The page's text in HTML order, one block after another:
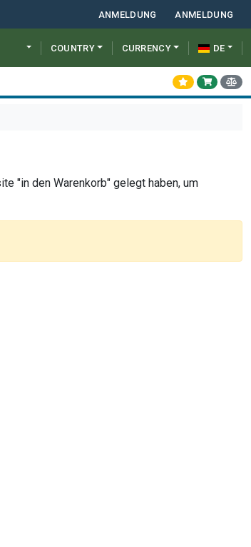
ANMELDUNG ANMELDUNG
COUNTRY CURRENCY DE
"in den Warenkorb" gelegt haben, um